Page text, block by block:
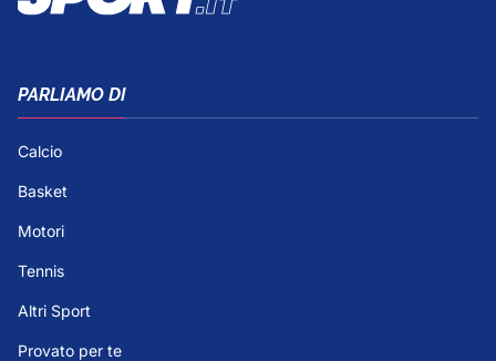
PARLIAMO DI
Calcio
Basket
Motori
Tennis
Altri Sport
Provato per te